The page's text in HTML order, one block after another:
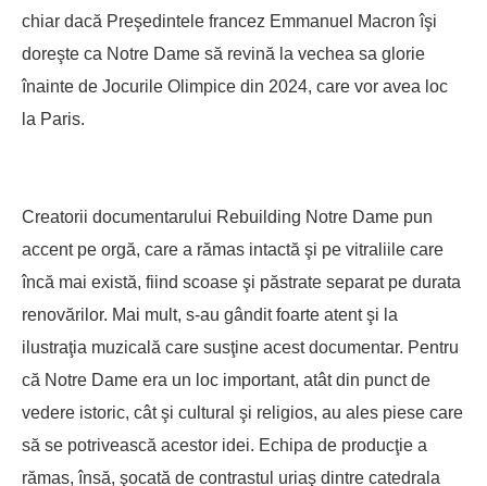
chiar dacă Preşedintele francez Emmanuel Macron îşi
doreşte ca Notre Dame să revină la vechea sa glorie
înainte de Jocurile Olimpice din 2024, care vor avea loc
la Paris.
Creatorii documentarului Rebuilding Notre Dame pun
accent pe orgă, care a rămas intactă şi pe vitraliile care
încă mai există, fiind scoase şi păstrate separat pe durata
renovărilor. Mai mult, s-au gândit foarte atent şi la
ilustraţia muzicală care susţine acest documentar. Pentru
că Notre Dame era un loc important, atât din punct de
vedere istoric, cât şi cultural şi religios, au ales piese care
să se potrivească acestor idei. Echipa de producţie a
rămas, însă, şocată de contrastul uriaş dintre catedrala